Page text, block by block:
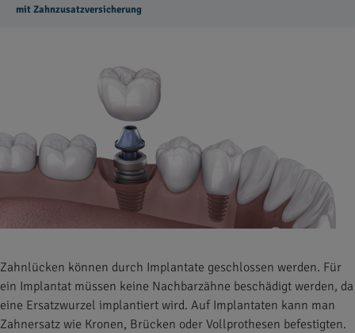
mit Zahnzusatzversicherung
Zahnlücken können durch Implantate geschlossen werden. Für
ein Implantat müssen keine Nachbarzähne beschädigt werden, da
eine Ersatzwurzel implantiert wird. Auf Implantaten kann man
Zahnersatz wie Kronen, Brücken oder Vollprothesen befestigten.